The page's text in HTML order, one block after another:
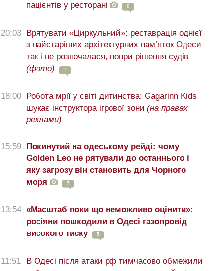
пацієнтів у ресторані
8
20:03
Врятувати «Циркульний»: реставрація однієї
з найстаріших архітектурних пам’яток Одеси
так і не розпочалася, попри рішення судів
(фото)
7
18:00
Робота мрії у світі дитинства: Gagarinn Kids
шукає інструктора ігрової зони (на правах
реклами)
15:59
Покинутий на одеському рейді: чому
Golden Leo не рятували до останнього і
яку загрозу він становить для Чорного
моря
7
13:54 «Масштаб поки що неможливо оцінити»:
росіяни пошкодили в Одесі газопровід
високого тиску
5
11:51
В Одесі після атаки рф тимчасово обмежили